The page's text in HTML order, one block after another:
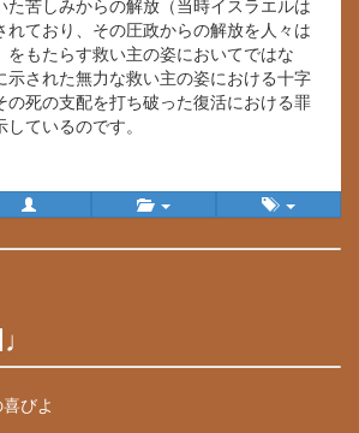
た苦しみからの解放（当時イスラエルは
れており、その圧政からの解放を人々は
をもたらす救い主の姿においてではな
示された無力な救い主の姿における十字
の死の支配を打ち破った復活における罪
ているのです。
びよ